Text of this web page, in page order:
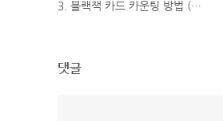
3. 블랙잭 카드 카운팅 방법 (Feat. 딜러를 이겨라, Beat the Dealer.)
댓글